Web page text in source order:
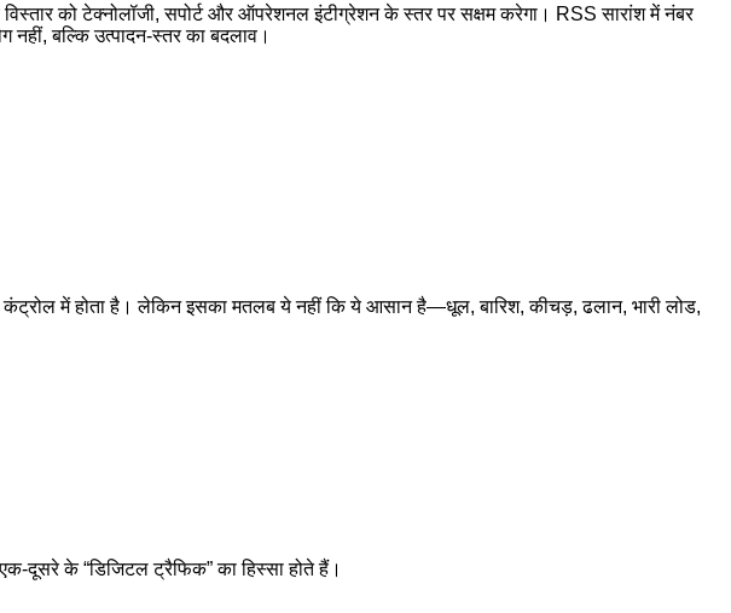
को टेक्नोलॉजी, सपोर्ट और ऑपरेशनल इंटीग्रेशन के स्तर पर सक्षम करेगा। RSS सारांश में नंबर
नहीं, बल्कि उत्पादन-स्तर का बदलाव।
में होता है। लेकिन इसका मतलब ये नहीं कि ये आसान है—धूल, बारिश, कीचड़, ढलान, भारी लोड,
दूसरे के “डिजिटल ट्रैफिक” का हिस्सा होते हैं।